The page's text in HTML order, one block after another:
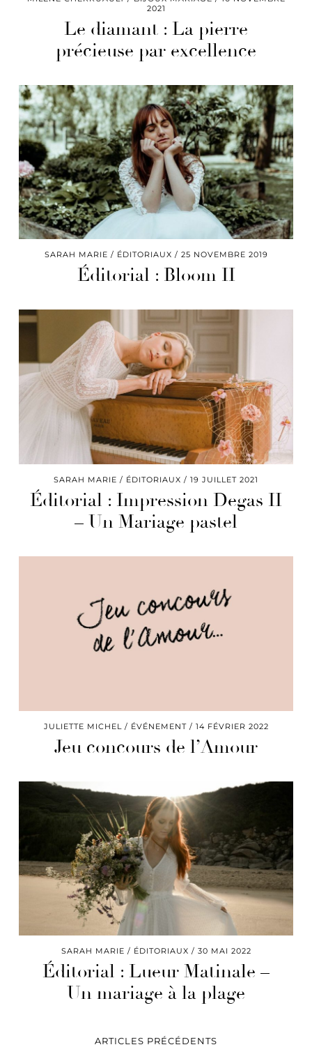
2021
Le diamant : La pierre
précieuse par excellence
SARAH MARIE ÉDITORIAUX 25 NOVEMBRE 2019
Éditorial : Bloom II
SARAH MARIE ÉDITORIAUX 19 JUILLET 2021
Éditorial : Impression Degas II
– Un Mariage pastel
JULIETTE MICHEL ÉVÉNEMENT 14 FÉVRIER 2022
Jeu concours de l’Amour
SARAH MARIE ÉDITORIAUX 30 MAI 2022
Éditorial : Lueur Matinale –
Un mariage à la plage
ARTICLES PRÉCÉDENTS